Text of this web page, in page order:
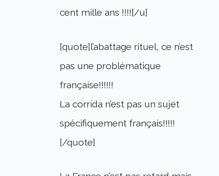
cent mille ans !!!![/u]
[quote]l’abattage rituel, ce n’est
pas une problématique
française!!!!!!
La corrida n’est pas un sujet
spécifiquement français!!!!!
[/quote]